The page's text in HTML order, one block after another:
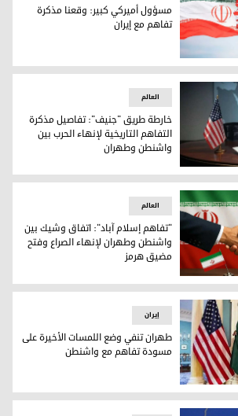
وقعنا مذكرة تفاهم مع إيران
مسؤول أميركي كبير: وقعنا مذكرة
تفاهم مع إيران
تفاصيل مذكرة التفاهم التاريخية
العالم
خارطة طريق "جنيف": تفاصيل مذكرة
التفاهم التاريخية لإنهاء الحرب بين
واشنطن وطهران
اتفاق وشيك بين واشنطن وطهران
العالم
"تفاهم إسلام آباد": اتفاق وشيك بين
واشنطن وطهران لإنهاء الصراع وفتح
مضيق هرمز
الأخيرة على مسودة تفاهم مع
إيران
طهران تنفي وضع اللمسات الأخيرة على
مسودة تفاهم مع واشنطن